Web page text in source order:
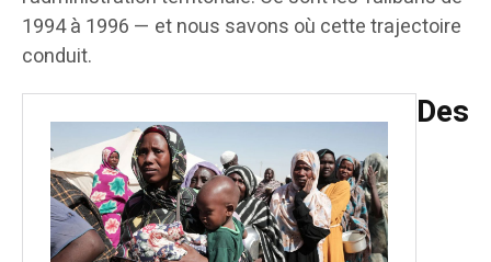
1994 à 1996 — et nous savons où cette trajectoire
conduit.
Des